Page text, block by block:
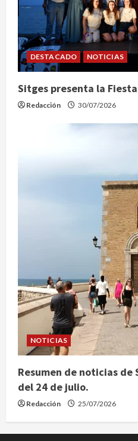
DESTACADO NOTICIAS
Sitges presenta la
Redacción 30/07/2026
NOTICIAS
Resumen de noticias de
del 24 de julio.
Redacción 25/07/2026